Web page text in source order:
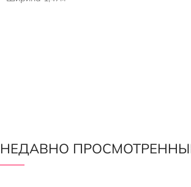
НЕДАВНО